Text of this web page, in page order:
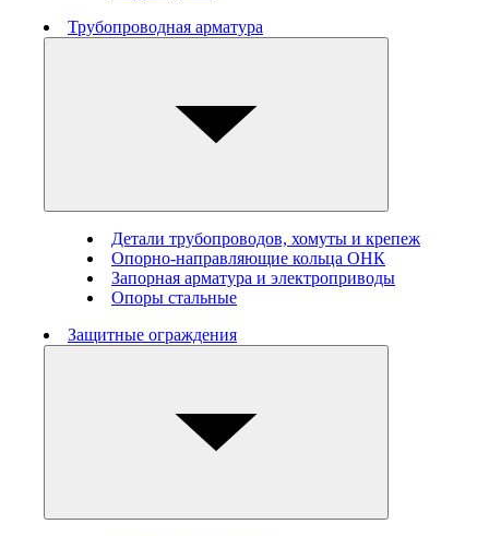
Трубопроводная арматура
Детали трубопроводов, хомуты и крепеж
Опорно-направляющие кольца ОНК
Запорная арматура и электроприводы
Опоры стальные
Защитные ограждения